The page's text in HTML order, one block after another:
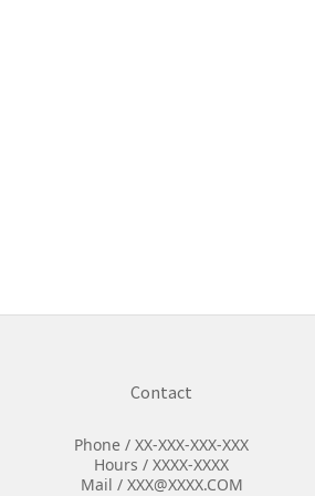
Contact
Phone / XX-XXX-XXX-XXX
Hours / XXXX-XXXX
Mail / XXX@XXXX.COM